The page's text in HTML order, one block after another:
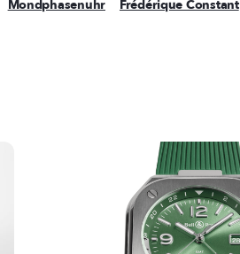
Mondphasenuhr Frédérique Constant